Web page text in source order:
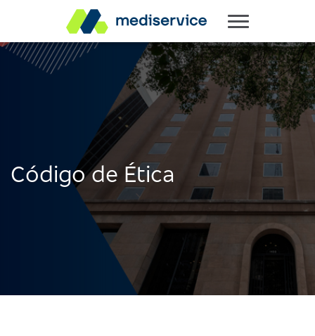
Código de Ética